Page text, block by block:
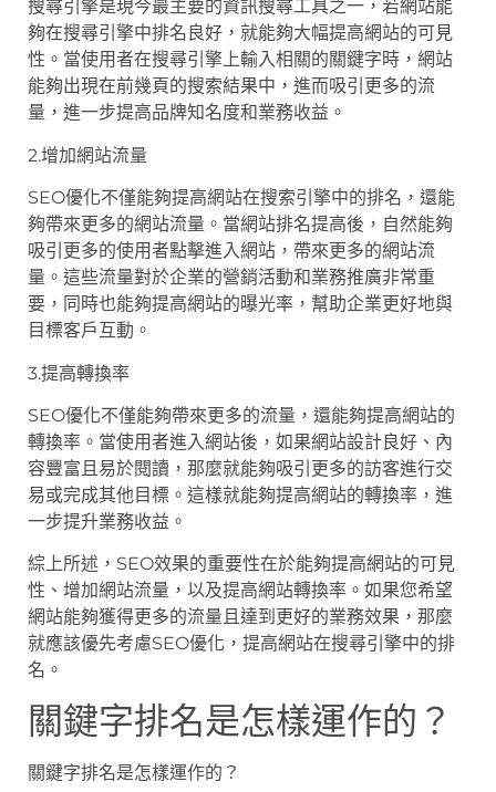
搜尋引擎是現今最主要的資訊搜尋工具之一，若網站能
夠在搜尋引擎中排名良好，就能夠大幅提高網站的可見
性。當使用者在搜尋引擎上輸入相關的關鍵字時，網站
能夠出現在前幾頁的搜索結果中，進而吸引更多的流
量，進一步提高品牌知名度和業務收益。
2.增加網站流量
SEO優化不僅能夠提高網站在搜索引擎中的排名，還能
夠帶來更多的網站流量。當網站排名提高後，自然能夠
吸引更多的使用者點擊進入網站，帶來更多的網站流
量。這些流量對於企業的營銷活動和業務推廣非常重
要，同時也能夠提高網站的曝光率，幫助企業更好地與
目標客戶互動。
3.提高轉換率
SEO優化不僅能夠帶來更多的流量，還能夠提高網站的
轉換率。當使用者進入網站後，如果網站設計良好、內
容豐富且易於閱讀，那麼就能夠吸引更多的訪客進行交
易或完成其他目標。這樣就能夠提高網站的轉換率，進
一步提升業務收益。
綜上所述，SEO效果的重要性在於能夠提高網站的可見
性、增加網站流量，以及提高網站轉換率。如果您希望
網站能夠獲得更多的流量且達到更好的業務效果，那麼
就應該優先考慮SEO優化，提高網站在搜尋引擎中的排
名。
關鍵字排名是怎樣運作的？
關鍵字排名是怎樣運作的？